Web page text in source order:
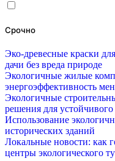
Срочно
Эко-древесные краски
дачи без вреда природе
Экологичные жилые
энергоэффективность
Экологичные
решения для устойчивого
Использование
исторических зданий
Локальные новости: как
центры экологического